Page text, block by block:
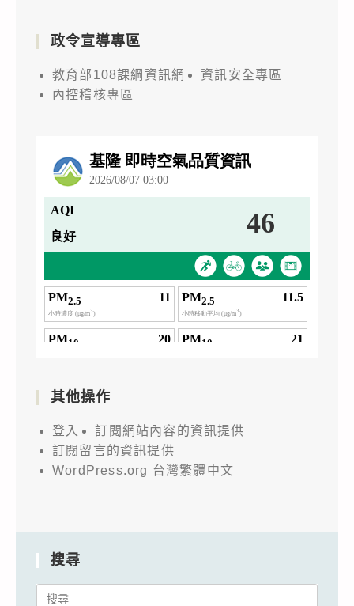
政令宣導專區
教育部108課綱資訊網
資訊安全專區
內控稽核專區
其他操作
登入
訂閱網站內容的資訊提供
訂閱留言的資訊提供
WordPress.org 台灣繁體中文
搜尋
Search